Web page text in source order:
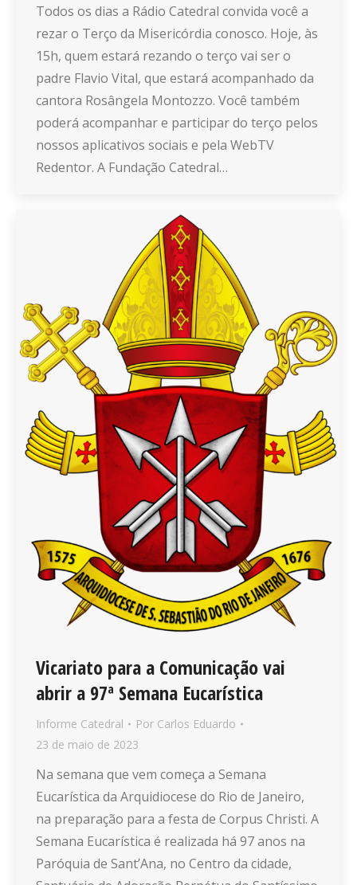
Todos os dias a Rádio Catedral convida você a
rezar o Terço da Misericórdia conosco. Hoje, às
15h, quem estará rezando o terço vai ser o
padre Flavio Vital, que estará acompanhado da
cantora Rosângela Montozzo. Você também
poderá acompanhar e participar do terço pelos
nossos aplicativos sociais e pela WebTV
Redentor. A Fundação Catedral…
Vicariato para a Comunicação vai
abrir a 97ª Semana Eucarística
Informe Catedral Por Carlos Eduardo
23 de maio de 2023
Na semana que vem começa a Semana
Eucarística da Arquidiocese do Rio de Janeiro,
na preparação para a festa de Corpus Christi. A
Semana Eucarística é realizada há 97 anos na
Paróquia de Sant’Ana, no Centro da cidade,